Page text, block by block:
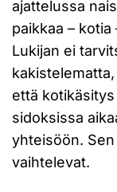
ajattelussa
paikkaa –
Lukijan ei
että
sidoksissa
yhteisöön.
vaihtelevat.